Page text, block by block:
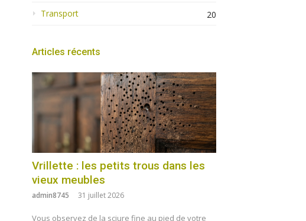
Transport
20
Articles récents
Vrillette : les petits trous dans les
vieux meubles
admin8745 31 juillet 2026
Vous observez de la sciure fine au pied de votre